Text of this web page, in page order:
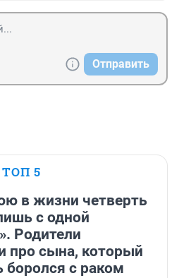
Отправить
ТОП 5
в жизни четверть
с одной
Родители
про сына, который
с раком